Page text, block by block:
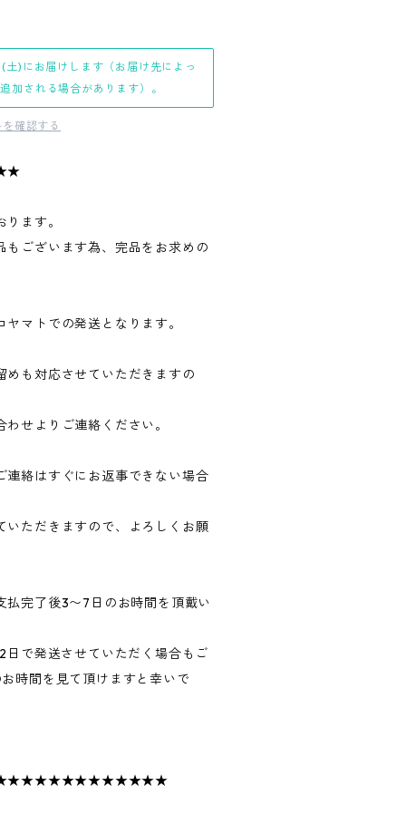
)にお届けします（お届け先によっ
加される場合があります）。
確認する
ます。
ございます為、完品をお求めの
マトでの発送となります。
めも対応させていただきますの
せよりご連絡ください。
連絡はすぐにお返事できない場合
いただきますので、よろしくお願
払完了後3〜7日のお時間を頂戴い
日で発送させていただく場合もご
時間を見て頂けますと幸いで